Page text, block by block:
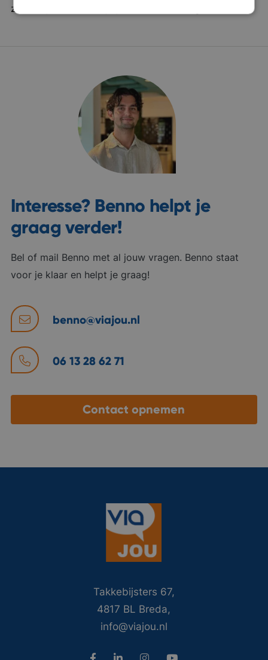
zoeken jullie écht? Zijn jullie voor elkaar gemaakt?
Interesse? Benno helpt je
graag verder!
Bel of mail Benno met al jouw vragen. Benno staat
voor je klaar en helpt je graag!
benno@viajou.nl
06 13 28 62 71
Contact opnemen
Takkebijsters 67,
4817 BL Breda,
info@viajou.nl